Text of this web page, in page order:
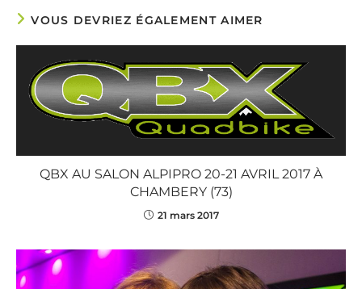
VOUS DEVRIEZ ÉGALEMENT AIMER
QBX AU SALON ALPIPRO 20-21 AVRIL 2017 À
CHAMBERY (73)
21 mars 2017